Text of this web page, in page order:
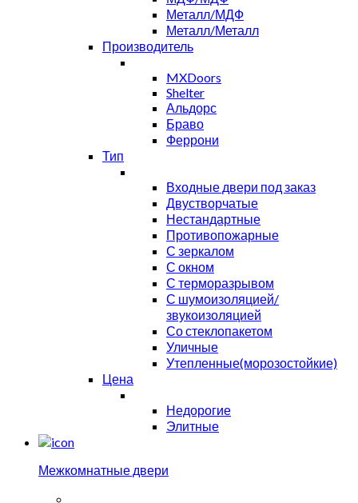
Металл/МДФ
Металл/Металл
Производитель
MXDoors
Shelter
Альдорс
Браво
Феррони
Тип
Входные двери под заказ
Двустворчатые
Нестандартные
Противопожарные
С зеркалом
С окном
С терморазрывом
С шумоизоляцией/
звукоизоляцией
Со стеклопакетом
Уличные
Утепленные(морозостойкие)
Цена
Недорогие
Элитные
Межкомнатные двери